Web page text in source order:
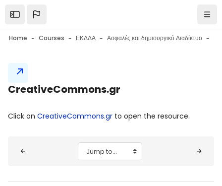
Open the sidebar
Home Courses ΕΚΔΔΑ Ασφαλές και δημιουργικό Διαδίκτυο
Blocks
CreativeCommons.gr
Blocks
Completion requirements
Click on CreativeCommons.gr to open the resource.
Jump to...